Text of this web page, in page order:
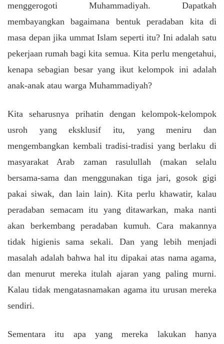
menggerogoti Muhammadiyah. Dapatkah
membayangkan bagaimana bentuk peradaban kita di
masa depan jika ummat Islam seperti itu? Ini adalah satu
pekerjaan rumah bagi kita semua. Kita perlu mengetahui,
kenapa sebagian besar yang ikut kelompok ini adalah
anak-anak atau warga Muhammadiyah?
Kita seharusnya prihatin dengan kelompok-kelompok
usroh yang eksklusif itu, yang meniru dan
mengembangkan kembali tradisi-tradisi yang berlaku di
masyarakat Arab zaman rasulullah (makan selalu
bersama-sama dan menggunakan tiga jari, gosok gigi
pakai siwak, dan lain lain). Kita perlu khawatir, kalau
peradaban semacam itu yang ditawarkan, maka nanti
akan berkembang peradaban kumuh. Cara makannya
tidak higienis sama sekali. Dan yang lebih menjadi
masalah adalah bahwa hal itu dipakai atas nama agama,
dan menurut mereka itulah ajaran yang paling murni.
Kalau tidak mengatasnamakan agama itu urusan mereka
sendiri.
Sementara itu apa yang mereka lakukan hanya